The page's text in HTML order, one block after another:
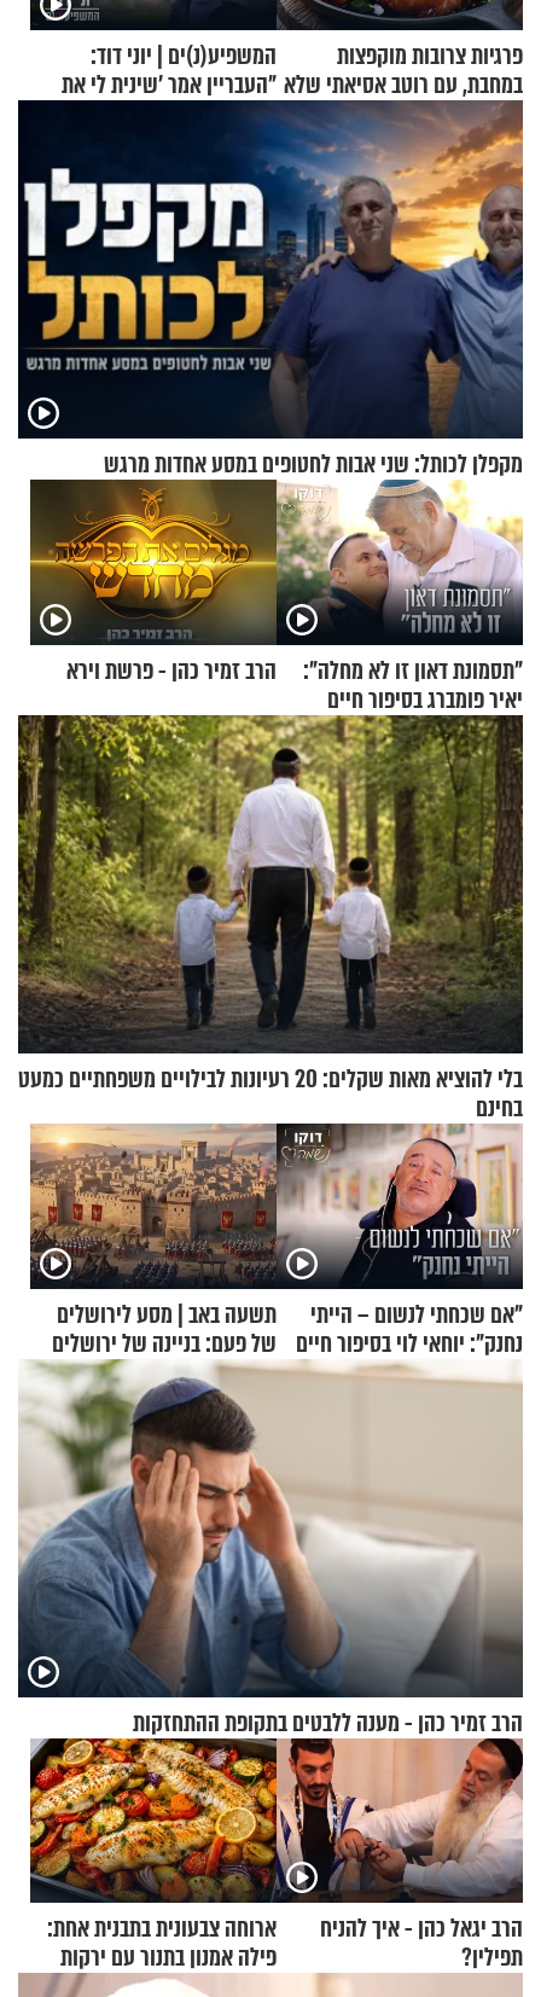
פרגיות צרובות מוקפצות
במחבת, עם רוטב אסיאתי שלא
יישכח במהרה
המשפיע(נ)ים | יוני דוד:
"העבריין אמר 'שינית לי את
החיים מהקצה אל הקצה'"
מקפלן לכותל: שני אבות לחטופים במסע אחדות מרגש
"תסמונת דאון זו לא מחלה":
יאיר פומברג בסיפור חיים
מעורר השראה
הרב זמיר כהן - פרשת וירא
בלי להוציא מאות שקלים: 20 רעיונות לבילויים משפחתיים כמעט
בחינם
"אם שכחתי לנשום – הייתי
נחנק": יוחאי לוי בסיפור חיים
מעורר השראה
תשעה באב | מסע לירושלים
של פעם: בניינה של ירושלים
הרב זמיר כהן - מענה ללבטים בתקופת ההתחזקות
הרב יגאל כהן - איך להניח
תפילין?
ארוחה צבעונית בתבנית אחת:
פילה אמנון בתנור עם ירקות